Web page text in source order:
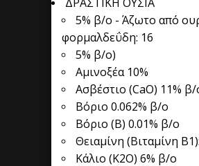
5% β/o - Άζωτο από
φορμαλδεΰδη: 16
5% β/ο)
Αμινοξέα 10%
Ασβέστιο (CaO) 11% β/
Βόριο 0.062% β/ο
Βόριο (Β) 0.01% β/ο
Θειαμίνη (Βιταμίνη
Κάλιο (K2O) 6% β/ο